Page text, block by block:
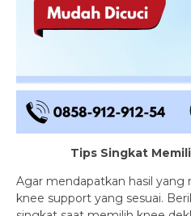
Tips Singkat
Agar mendapatkan hasil yang
knee support yang sesuai.